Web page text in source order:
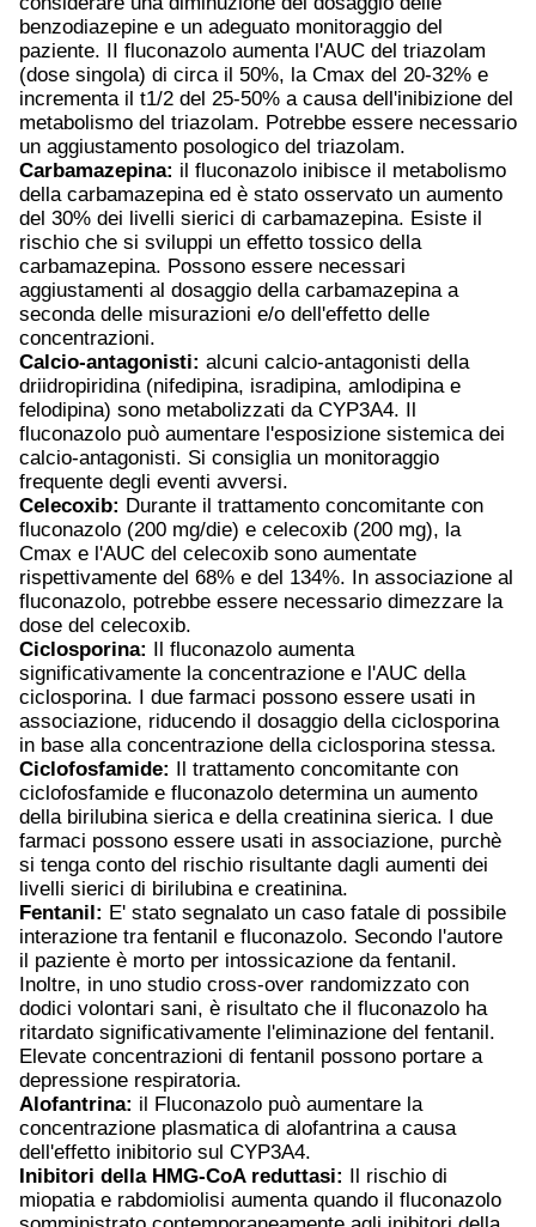
benzodiazepine e un adeguato monitoraggio del
paziente. II fluconazolo aumenta l'AUC del triazolam
(dose singola) di circa il 50%, la Cmax del 20-32% e
incrementa il t1/2 del 25-50% a causa dell'inibizione del
metabolismo del triazolam. Potrebbe essere necessario
un aggiustamento posologico del triazolam.
Carbamazepina: il fluconazolo inibisce il metabolismo
della carbamazepina ed è stato osservato un aumento
del 30% dei livelli sierici di carbamazepina. Esiste il
rischio che si sviluppi un effetto tossico della
carbamazepina. Possono essere necessari
aggiustamenti al dosaggio della carbamazepina a
seconda delle misurazioni e/o dell'effetto delle
concentrazioni.
Calcio-antagonisti: alcuni calcio-antagonisti della
driidropiridina (nifedipina, isradipina, amlodipina e
felodipina) sono metabolizzati da CYP3A4. Il
fluconazolo può aumentare l'esposizione sistemica dei
calcio-antagonisti. Si consiglia un monitoraggio
frequente degli eventi avversi.
Celecoxib: Durante il trattamento concomitante con
fluconazolo (200 mg/die) e celecoxib (200 mg), la
Cmax e l'AUC del celecoxib sono aumentate
rispettivamente del 68% e del 134%. In associazione al
fluconazolo, potrebbe essere necessario dimezzare la
dose del celecoxib.
Ciclosporina: Il fluconazolo aumenta
significativamente la concentrazione e l'AUC della
ciclosporina. I due farmaci possono essere usati in
associazione, riducendo il dosaggio della ciclosporina
in base alla concentrazione della ciclosporina stessa.
Ciclofosfamide: Il trattamento concomitante con
ciclofosfamide e fluconazolo determina un aumento
della birilubina sierica e della creatinina sierica. I due
farmaci possono essere usati in associazione, purchè
si tenga conto del rischio risultante dagli aumenti dei
livelli sierici di birilubina e creatinina.
Fentanil: E' stato segnalato un caso fatale di possibile
interazione tra fentanil e fluconazolo. Secondo l'autore
il paziente è morto per intossicazione da fentanil.
Inoltre, in uno studio cross-over randomizzato con
dodici volontari sani, è risultato che il fluconazolo ha
ritardato significativamente l'eliminazione del fentanil.
Elevate concentrazioni di fentanil possono portare a
depressione respiratoria.
Alofantrina: il Fluconazolo può aumentare la
concentrazione plasmatica di alofantrina a causa
dell'effetto inibitorio sul CYP3A4.
Inibitori della HMG-CoA reduttasi: Il rischio di
miopatia e rabdomiolisi aumenta quando il fluconazolo